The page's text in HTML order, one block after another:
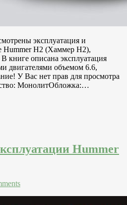
эксплуатация и
Hummer H2 (Хаммер Н2),
книге описана эксплуатация
двигателями объемом 6.6,
У Вас нет прав для просмотра
МонолитОбложка:…
Hummer